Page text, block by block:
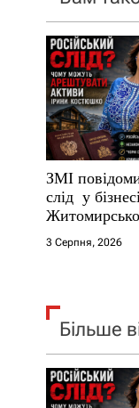
а
п
и
с
і
в
ЗМІ
слід у
Костюшко та
арештувати
3 Серпня, 2026
Більше